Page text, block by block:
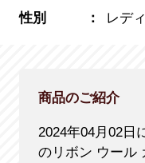
性別
レデ
商品のご紹介
2024年04月02日
のリボン ウール